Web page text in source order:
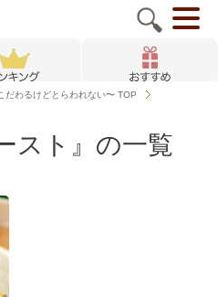
だわるけどとらわれない〜 TOP
スト』の一覧